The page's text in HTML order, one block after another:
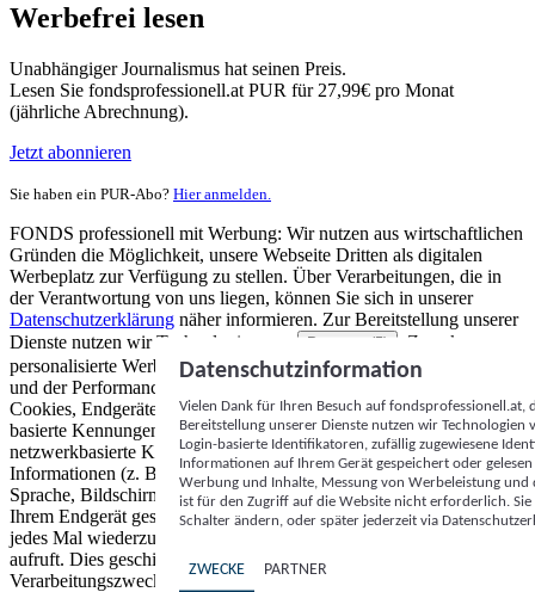
Werbefrei lesen
Unabhängiger Journalismus hat seinen Preis.
Lesen Sie fondsprofessionell.at PUR für 27,99€ pro Monat
(jährliche Abrechnung).
Jetzt abonnieren
Sie haben ein PUR-Abo? Hier anmelden.
FONDS professionell mit Werbung: Wir nutzen aus wirtschaftlichen
Gründen die Möglichkeit, unsere Webseite Dritten als digitalen
Werbeplatz zur Verfügung zu stellen. Über Verarbeitungen, die in
der Verantwortung von uns liegen, können Sie sich in unserer
Datenschutzerklärung näher informieren. Zur Bereitstellung unserer
Dienste nutzen wir Technologien von
Partnern (5)
. Zwecke:
personalisierte Werbung und Inhalte, Messung von Werbeleistung
und der Performance von Inhalten sowie Zielgruppenforschung.
Cookies, Endgeräte- oder ähnliche Online-Kennungen (z. B. login-
basierte Kennungen, zufällig generierte Kennungen,
netzwerkbasierte Kennungen) können zusammen mit anderen
Informationen (z. B. Browsertyp und Browserinformationen,
Sprache, Bildschirmgröße, unterstützte Technologien usw.) auf
Ihrem Endgerät gespeichert oder von dort ausgelesen werden, um es
jedes Mal wiederzuerkennen, wenn es eine App oder einer Webseite
aufruft. Dies geschieht für einen oder mehrere der hier aufgeführten
Verarbeitungszwecke.
Datenschutzinformation
Vielen Dank für Ihren Besuch auf
Bereitstellung unserer Dienste nutzen wir Technologien
Login-basierte Identifikatoren, zufällig zugewiesene
Informationen auf Ihrem Gerät gespeichert oder
Werbung und Inhalte, Messung von Werbeleistung
ist für den Zugriff auf die Website nicht erforderlich.
Schalter ändern, oder später jederzeit via
ZWECKE PARTNER